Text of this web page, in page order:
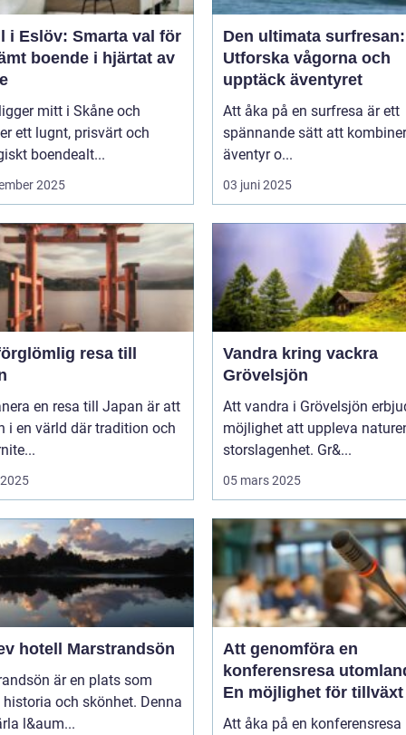
i Eslöv: Smarta val för
boende i hjärtat av
mitt i Skåne och
ett lugnt, prisvärt och
boendealt...
2025
Den ultimata surfresan:
Utforska vågorna och
upptäck äventyret
Att åka på en surfresa är ett
spännande sätt att
äventyr o...
03 juni 2025
resa till
en resa till Japan är att
i en värld där tradition och
Vandra kring vackra
Grövelsjön
Att vandra i Grövelsjön
möjlighet att uppleva
storslagenhet. Gr&...
05 mars 2025
hotell Marstrandsön
är en plats som
och skönhet. Denna
l&aum...
Att genomföra en
konferensresa
En möjlighet för
samarbete
Att åka på en konferensresa